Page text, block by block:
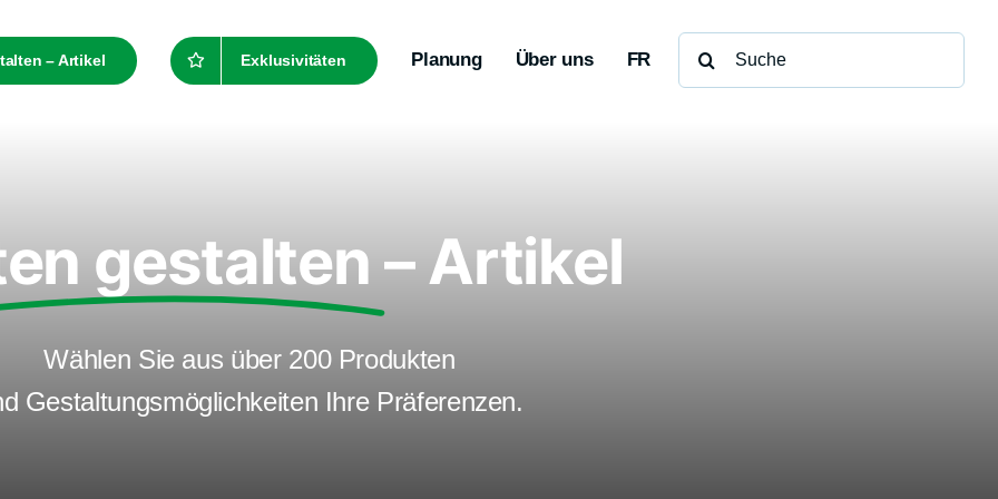
– Artikel Exklusivitäten Planung Über uns FR
Suche
nach:
gestalten – Artikel
Wählen Sie aus über 200 Produkten
Gestaltungsmöglichkeiten Ihre Präferenzen.